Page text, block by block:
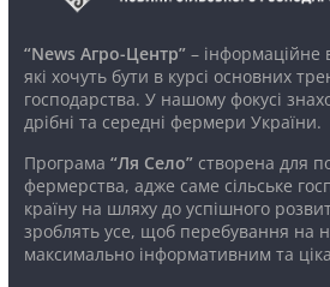
“News Агро-Центр”– інформаційне
які хочуть бути в курсі основних
господарства. У нашому фокусі
дрібні та середні фермери України.
Програма “Ля Село”створена для
фермерства, адже саме сільське
країну на шляху до успішного
зроблять усе, щоб перебування на
максимально інформативним та